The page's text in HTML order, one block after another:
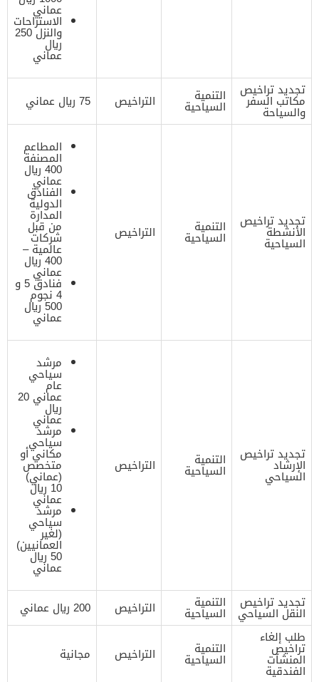
عماني
الاستراحات
والنزل 250
ريال
عماني
تجديد تراخيص
مكاتب السفر
والسياحة
التنمية
السياحية التراخيص 75 ريال عماني
تجديد تراخيص
الأنشطة
السياحية
التنمية
السياحية التراخيص
المطاعم
المصنفة
400 ريال
عماني
الفنادق
الدولية
المدارة
من قبل
شركات
عالمية –
400 ريال
عماني
فنادق 5 و
4 نجوم
500 ريال
عماني
تجديد تراخيص
الإرشاد
السياحي
التنمية
السياحية التراخيص
مرشد
سياحي
عام
عماني 20
ريال
عماني
مرشد
سياحي
مكاني أو
متخصص
(عماني)
10 ريال
عماني
مرشد
سياحي
(لغير
العمانيين)
50 ريال
عماني
تجديد تراخيص
النقل السياحي
التنمية
السياحية التراخيص
200 ريال عماني
طلب إلغاء
تراخيص
المنشآت
الفندقية
التنمية
السياحية التراخيص مجانية